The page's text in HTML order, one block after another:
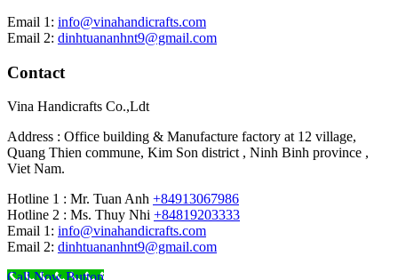
Email 1: info@vinahandicrafts.com
Email 2: dinhtuananhnt9@gmail.com
Contact
Vina Handicrafts Co.,Ldt
Address : Office building & Manufacture factory at 12 village,
Quang Thien commune, Kim Son district , Ninh Binh province ,
Viet Nam.
Hotline 1 : Mr. Tuan Anh +84913067986
Hotline 2 : Ms. Thuy Nhi +84819203333
Email 1: info@vinahandicrafts.com
Email 2: dinhtuananhnt9@gmail.com